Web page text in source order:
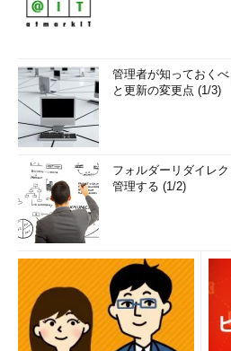
管理者が知っておく
と更新の変更点 (1/3)
フォルダーリダイレ
管理する (1/2)